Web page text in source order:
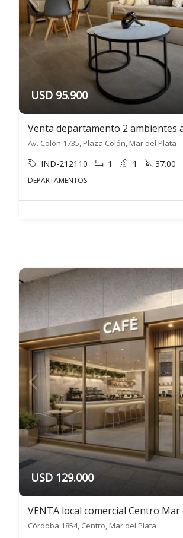
USD 95.900
Av. Colón 1735, Plaza Colón, Mar del Plata
IND-212110 1 1 37.00
DEPARTAMENTOS
USD 129.000
VENTA local comercial Centro Mar
Córdoba 1854, Centro, Mar del Plata